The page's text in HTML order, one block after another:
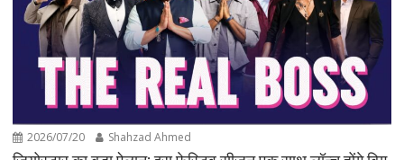
2026/07/20 Shahzad Ahmed